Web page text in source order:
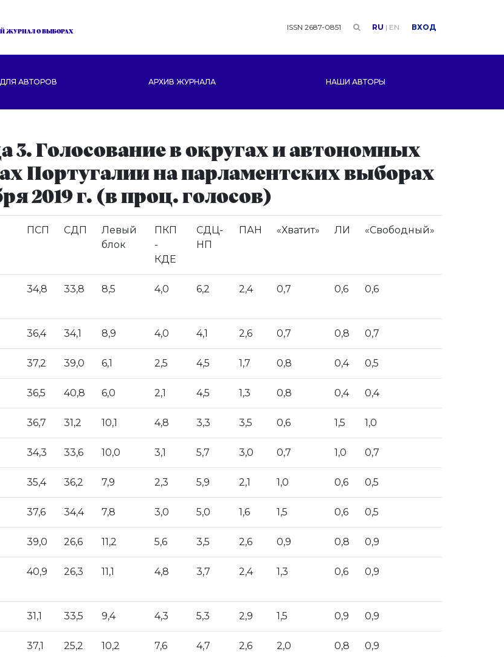
ЖУРНАЛ О ВЫБОРАХ ISSN 2687-0851 RU | EN ВХОД
АВТОРОВ АРХИВ ЖУРНАЛА НАШИ АВТОРЫ
3. Голосование в округах и автономных
Португалии на парламентских выборах
2019 г. (в проц. голосов)
ПСП СДП
Левый
блок
ПКП
-
КДЕ
СДЦ-
НП
ПАН «Хватит» ЛИ «Свободный»
34,8 33,8 8,5 4,0 6,2 2,4 0,7 0,6 0,6
36,4 34,1 8,9 4,0 4,1 2,6 0,7 0,8 0,7
37,2 39,0 6,1 2,5 4,5 1,7 0,8 0,4 0,5
36,5 40,8 6,0 2,1 4,5 1,3 0,8 0,4 0,4
36,7 31,2 10,1 4,8 3,3 3,5 0,6 1,5 1,0
34,3 33,6 10,0 3,1 5,7 3,0 0,7 1,0 0,7
35,4 36,2 7,9 2,3 5,9 2,1 1,0 0,6 0,5
37,6 34,4 7,8 3,0 5,0 1,6 1,5 0,6 0,5
39,0 26,6 11,2 5,6 3,5 2,6 0,9 0,8 0,9
40,9 26,3 11,1 4,8 3,7 2,4 1,3 0,6 0,9
31,1 33,5 9,4 4,3 5,3 2,9 1,5 0,9 0,9
37,1 25,2 10,2 7,6 4,7 2,6 2,0 0,8 0,9